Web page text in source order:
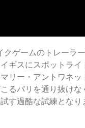
ゲームのトレーラ
ギスにスポットラ
リー・アントワネッ
るパリを通り抜け
す過酷な試練とな